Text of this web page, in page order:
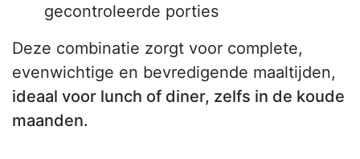
gecontroleerde porties
Deze combinatie zorgt voor complete,
evenwichtige en bevredigende maaltijden,
ideaal voor lunch of diner, zelfs in de koude
maanden.